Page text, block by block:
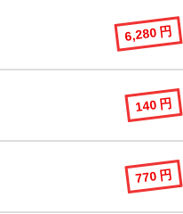
6,280 円
140 円
770 円